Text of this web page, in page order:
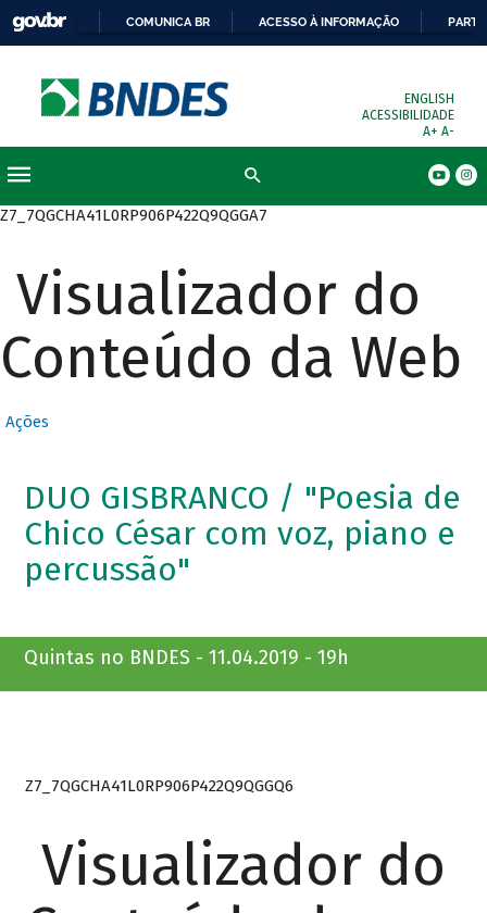
COMUNICA BR ACESSO À INFORMAÇÃO
ENGLISH
ACESSIBILIDADE
A+ A-
Z7_7QGCHA41L0RP906P422Q9QGGA7
Visualizador do
Conteúdo da Web
Ações
DUO GISBRANCO / "Poesia de
Chico César com voz, piano e
percussão"
Quintas no BNDES - 11.04.2019 - 19h
Z7_7QGCHA41L0RP906P422Q9QGGQ6
Visualizador do